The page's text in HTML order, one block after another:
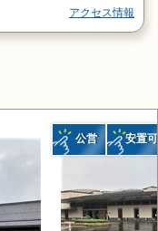
アクセス情報
公営 安置可